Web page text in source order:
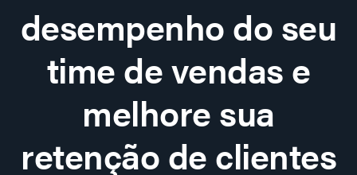
desempenho do seu
time de vendas e
melhore sua
retenção de clientes